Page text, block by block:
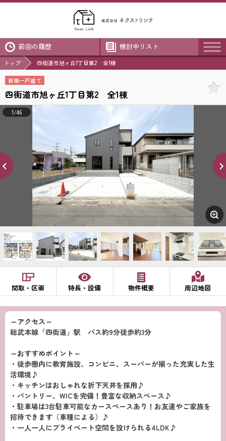
前回の履歴 検討中リスト
トップ 四街道市旭ヶ丘1丁目第2 全1棟
新築一戸建て
四街道市旭ヶ丘1丁目第2 全1棟
1/46
間取・区画 特長・設備 物件概要 周辺地図
～アクセス～
総武本線「四街道」駅 バス約9分徒歩約3分
～おすすめポイント～
・徒歩圏内に教育施設、コンビニ、スーパーが揃った充実した生
活環境♪
・キッチンはおしゃれな折下天井を採用♪
・パントリー、WICを完備！豊富な収納スペース♪
・駐車場は3台駐車可能なカースペースあり！お友達やご家族を
招待できます（車種による）♪
・一人一人にプライベート空間を設けられる4LDK♪